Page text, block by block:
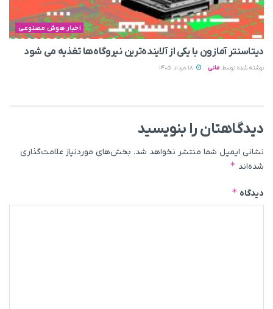
اخبار هوش مصنوعی
دیتاسنتر آمازون با یکی از آلاینده‌ترین نیروگاه‌ها تغذیه می‌ شود
نوشته شده توسط مانی
دیدگاهتان را بنویسید
نشانی ایمیل شما منتشر نخواهد شد. بخش‌های موردنیاز علامت‌گذاری
شده‌اند *
دیدگاه *